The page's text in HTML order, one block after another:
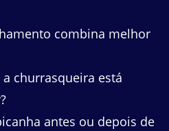
combina melhor
churrasqueira está
antes ou depois de